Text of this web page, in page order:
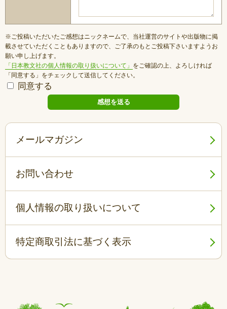
※ご投稿いただいたご感想はニックネームで、当社運営のサイトや出版物に掲
載させていただくこともありますので、ご了承のもとご投稿下さいますようお
願い申し上げます。
「日本教文社の個人情報の取り扱いについて」 をご確認の上、よろしければ
「同意する」をチェックして送信してください。
同意する
メールマガジン
お問い合わせ
個人情報の取り扱いについて
特定商取引法に基づく表示